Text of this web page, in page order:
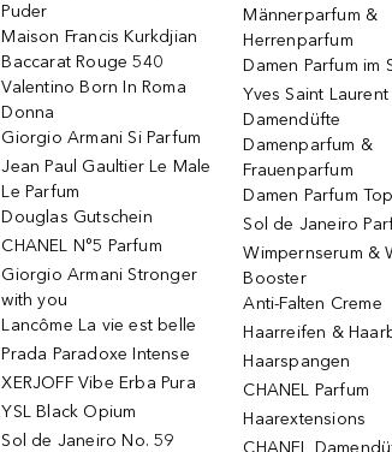
Puder
Maison Francis Kurkdjian
Baccarat Rouge 540
Valentino Born In Roma
Donna
Giorgio Armani Si Parfum
Jean Paul Gaultier Le Male
Le Parfum
Douglas Gutschein
CHANEL N°5 Parfum
Giorgio Armani Stronger
with you
Lancôme La vie est belle
Prada Paradoxe Intense
XERJOFF Vibe Erba Pura
YSL Black Opium
Sol de Janeiro No. 59
Männerparfum &
Herrenparfum
Damen Parfum im
Yves Saint Laurent
Damendüfte
Damenparfum &
Frauenparfum
Damen Parfum
Sol de Janeiro
Wimpernserum &
Booster
Anti-Falten Creme
Haarreifen &
Haarspangen
CHANEL Parfum
Haarextensions
CHANEL